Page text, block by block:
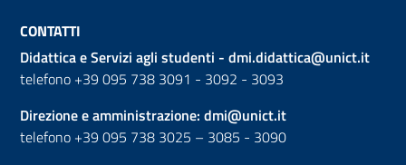
CONTATTI
Didattica e Servizi agli studenti - dmi.didattica@unict.it
telefono +39 095 738 3091 - 3092 - 3093
Direzione e amministrazione: dmi@unict.it
telefono +39 095 738 3025 – 3085 - 3090